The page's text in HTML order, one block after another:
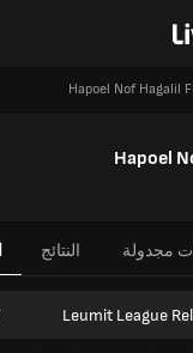
Hapoel Nof Hagalil
Hapoel
مجدولة النتائج
Leumit League